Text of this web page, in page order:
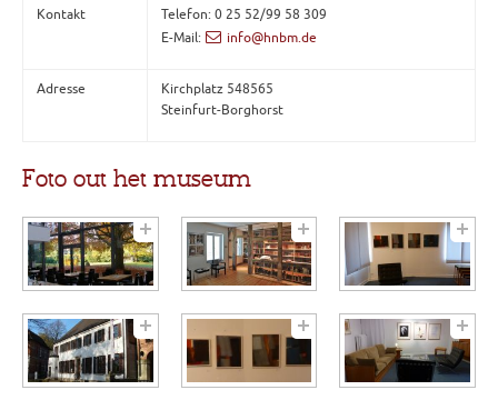
Kontakt
Telefon: 0 25 52/99 58 309
E-Mail:
info@hnbm.de
Adresse
Kirchplatz 548565
Steinfurt-Borghorst
Foto out het museum